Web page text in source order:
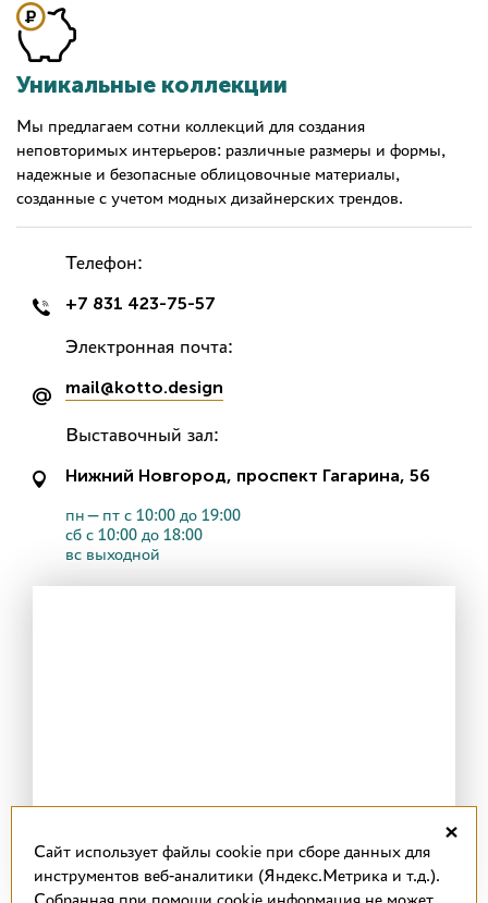
Уникальные коллекции
Мы предлагаем сотни коллекций для создания
неповторимых интерьеров: различные размеры и формы,
надежные и безопасные облицовочные материалы,
созданные с учетом модных дизайнерских трендов.
Телефон:
+7 831 423-75-57
Электронная почта:
mail@kotto.design
Выставочный зал:
Нижний Новгород, проспект Гагарина, 56
пн—пт с 10:00 до 19:00
сб с 10:00 до 18:00
вс выходной
×
Cайт использует файлы cookie при сборе данных для
инструментов веб-аналитики (Яндекс.Метрика и т.д.).
Собранная при помощи cookie информация не может